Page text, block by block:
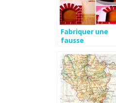
Fabriquer une
fausse
carton pour noel